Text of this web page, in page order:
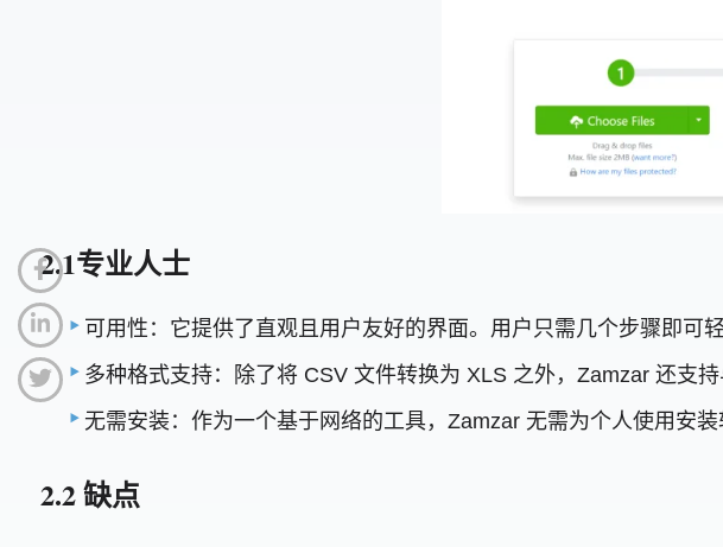
2.1专业人士
可用性：它提供了直观且用户友好的界面。用户只需几个步骤即可
多种格式支持：除了将 CSV 文件转换为 XLS 之外，Zamzar 还支
无需安装：作为一个基于网络的工具，Zamzar 无需为个人使用安
2.2 缺点